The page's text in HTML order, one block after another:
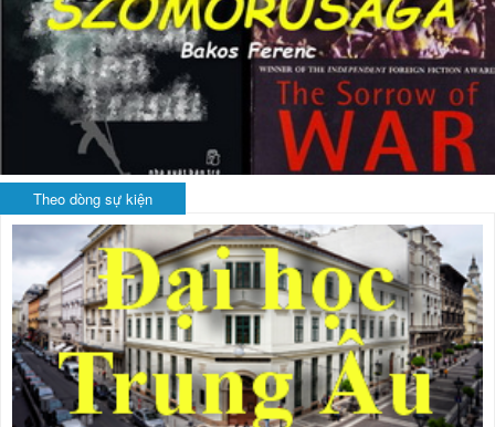
Theo dòng sự kiện